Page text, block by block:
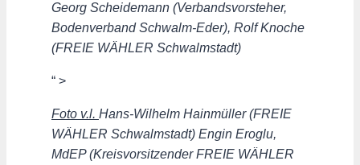
Georg Scheidemann (Verbandsvorsteher,
Bodenverband Schwalm-Eder), Rolf Knoche
(FREIE WÄHLER Schwalmstadt)
“ >
Foto v.l. Hans-Wilhelm Hainmüller (FREIE
WÄHLER Schwalmstadt) Engin Eroglu,
MdEP (Kreisvorsitzender FREIE WÄHLER